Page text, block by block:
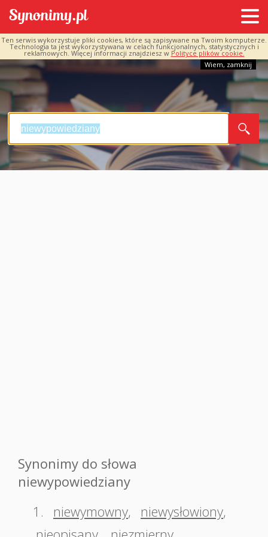
Ten serwis wykorzystuje pliki cookies, które są zapisywane na Twoim komputerze.
Technologia ta jest wykorzystywana w celach funkcjonalnych, statystycznych i
reklamowych. Więcej informacji znajdziesz w Polityce plików cookie.
Wiem, zamknij
Synonimy do słowa
niewypowiedziany
1.
niewymowny, niewysłowiony,